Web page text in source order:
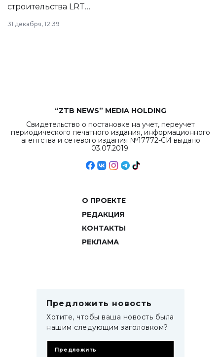
строительства LRT
в Астане из
республиканского
31 декабря, 12:39
“ZTB NEWS” MEDIA HOLDING
Свидетельство о постановке на учет, переучет
периодического печатного издания, информационного
агентства и сетевого издания №17772-СИ выдано
03.07.2019.
О ПРОЕКТЕ
РЕДАКЦИЯ
КОНТАКТЫ
РЕКЛАМА
Предложить новость
Хотите, чтобы ваша новость была
нашим следующим заголовком?
Предложить